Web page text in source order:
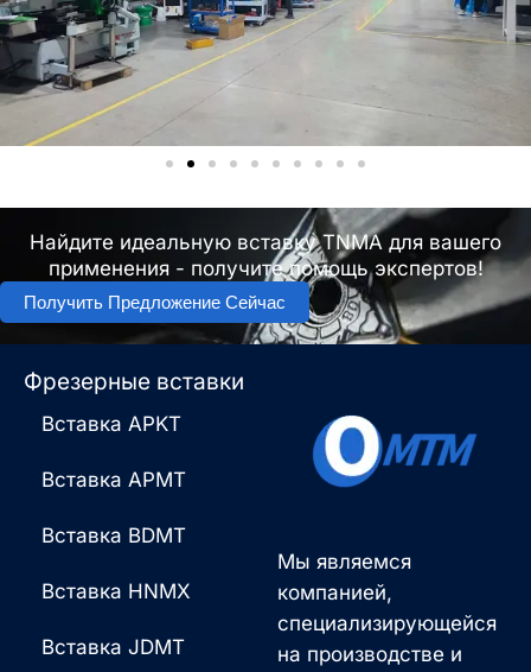
Найдите идеальную вставку TNMA для вашего
применения - получите помощь экспертов!
Получить Предложение Сейчас
Мы являемся
компанией,
специализирующейся
на производстве и
Фрезерные вставки
Вставка APKT
Вставка APMT
Вставка BDMT
Вставка HNMX
Вставка JDMT